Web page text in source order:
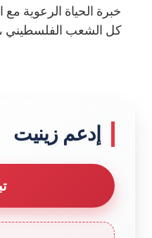
خبرة الحياة الرعوية مع
كل الشعب الفلسطيني
إدعم زينيت